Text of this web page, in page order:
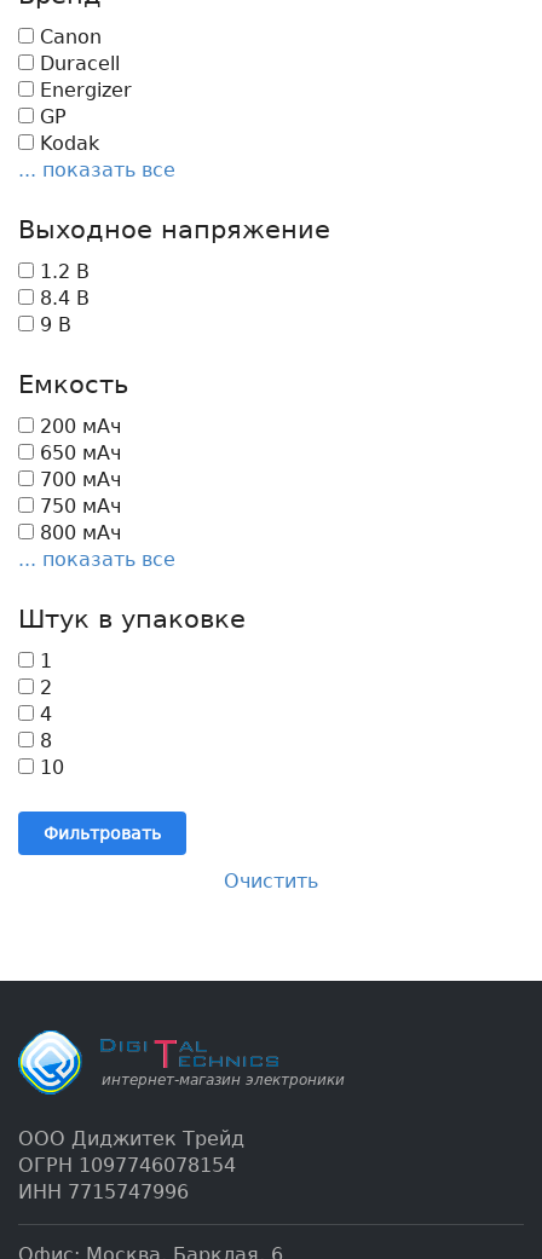
Canon
Duracell
Energizer
GP
Kodak
... показать все
Выходное напряжение
1.2 В
8.4 В
9 В
Емкость
200 мАч
650 мАч
700 мАч
750 мАч
800 мАч
... показать все
Штук в упаковке
1
2
4
8
10
Фильтровать
Очистить
ООО Диджитек Трейд
ОГРН 1097746078154
ИНН 7715747996